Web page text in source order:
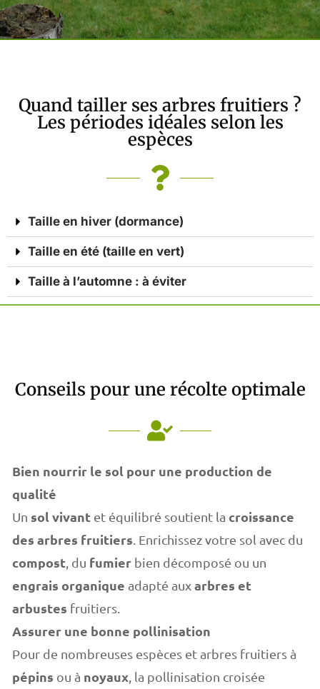
Quand tailler ses arbres fruitiers ?
Les périodes idéales selon les
espèces
Taille en hiver (dormance)
Taille en été (taille en vert)
Taille à l’automne : à éviter
Conseils pour une récolte optimale
Bien nourrir le sol pour une production de
qualité
Un sol vivant et équilibré soutient la croissance
des arbres fruitiers . Enrichissez votre sol avec du
compost , du fumier bien décomposé ou un
engrais organique adapté auxarbres et
arbustes fruitiers.
Assurer une bonne pollinisation
Pour de nombreuses espèces etarbres fruitiers à
pépins ou à noyaux , la pollinisation croisée